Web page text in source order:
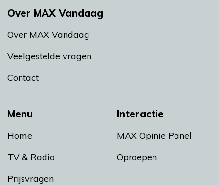
Menu
Home
TV & Radio
Prijsvragen
Interactie
MAX Opinie Panel
Oproepen
Over MAX Vandaag
Over MAX Vandaag
Veelgestelde vragen
Contact